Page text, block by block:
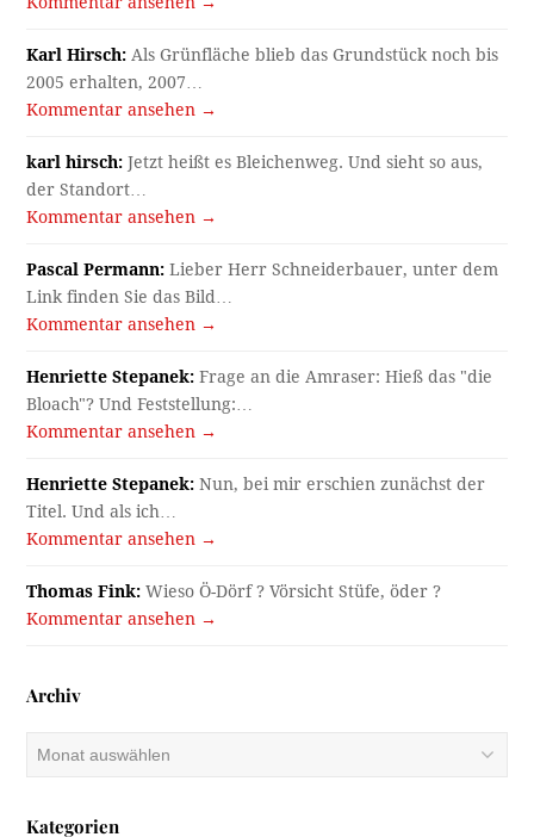
Karl Hirsch: Als Grünfläche blieb das Grundstück noch bis
2005 erhalten, 2007…
Kommentar ansehen →
karl hirsch: Jetzt heißt es Bleichenweg. Und sieht so aus,
der Standort…
Kommentar ansehen →
Pascal Permann: Lieber Herr Schneiderbauer, unter dem
Link finden Sie das Bild…
Kommentar ansehen →
Henriette Stepanek: Frage an die Amraser: Hieß das "die
Bloach"? Und Feststellung:…
Kommentar ansehen →
Henriette Stepanek: Nun, bei mir erschien zunächst der
Titel. Und als ich…
Kommentar ansehen →
Thomas Fink: Wieso Ö-Dörf ? Vörsicht Stüfe, öder ?
Kommentar ansehen →
Archiv
Archiv
Kategorien